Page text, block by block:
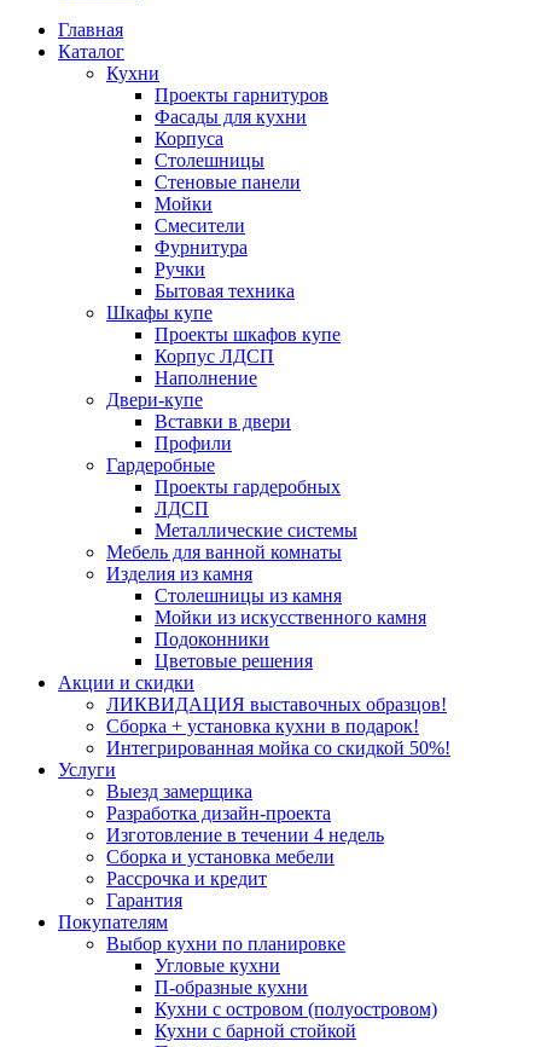
Главная
Каталог
Кухни
Проекты гарнитуров
Фасады для кухни
Корпуса
Столешницы
Стеновые панели
Мойки
Смесители
Фурнитура
Ручки
Бытовая техника
Шкафы купе
Проекты шкафов купе
Корпус ЛДСП
Наполнение
Двери-купе
Вставки в двери
Профили
Гардеробные
Проекты гардеробных
ЛДСП
Металлические системы
Мебель для ванной комнаты
Изделия из камня
Столешницы из камня
Мойки из искусственного камня
Подоконники
Цветовые решения
Акции и скидки
ЛИКВИДАЦИЯ выставочных образцов!
Сборка + установка кухни в подарок!
Интегрированная мойка со скидкой 50%!
Услуги
Выезд замерщика
Разработка дизайн-проекта
Изготовление в течении 4 недель
Сборка и установка мебели
Рассрочка и кредит
Гарантия
Покупателям
Выбор кухни по планировке
Угловые кухни
П-образные кухни
Кухни с островом (полуостровом)
Кухни с барной стойкой